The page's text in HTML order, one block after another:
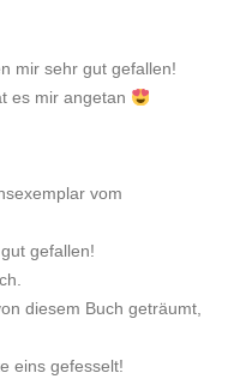
mir sehr gut gefallen!
es mir angetan
vom
gefallen!
diesem Buch geträumt,
eins gefesselt!